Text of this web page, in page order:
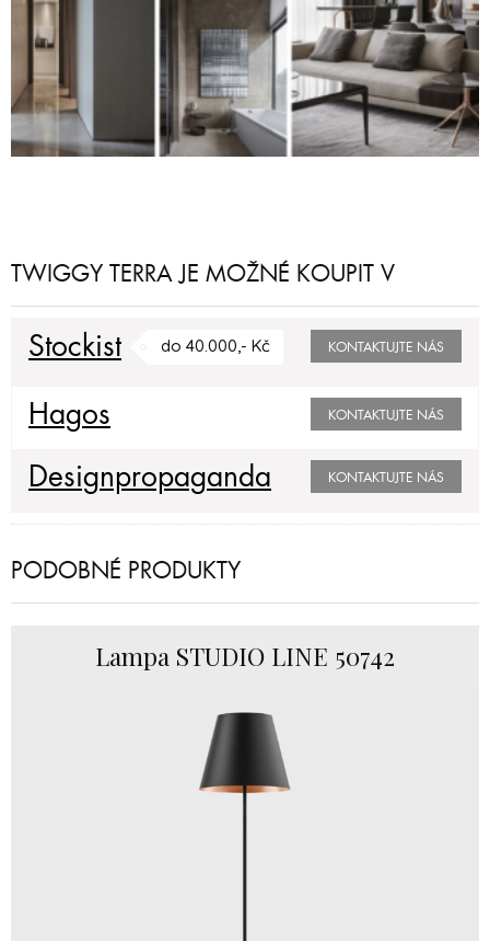
TWIGGY TERRA JE MOŽNÉ KOUPIT V
Stockist KONTAKTUJTE NÁS
do 40.000,- Kč
Hagos KONTAKTUJTE NÁS
Designpropaganda KONTAKTUJTE NÁS
PODOBNÉ PRODUKTY
Lampa STUDIO LINE 50742